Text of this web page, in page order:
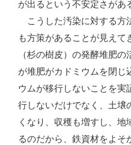
が出るという不安定さがあ
こうした汚染に対する方
も方策があることが見え
（杉の樹皮）の発酵堆肥
が堆肥がカドミウムを閉じ
ウムが移行しないことを実
行しないだけでなく、土壌
くなり、収穫も増すし、
るのだから、鉄資材をよそ